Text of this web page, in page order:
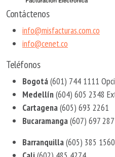
año la obligatoriedad se amplía y toca
dudas sobre si tu empresa o actividad
presentamos una guía clara y práctica.
en 2026 La normativa establece que
Personas jurídicas: todas l...
Contáctenos
info@misfacturas.com.co
info@cenet.co
Teléfonos
Bogotá(601) 744 1111
Medellín(604) 605 2348
Cartagena(605) 693 2261
Bucaramanga(607) 697
Barranquilla(605) 385 1560